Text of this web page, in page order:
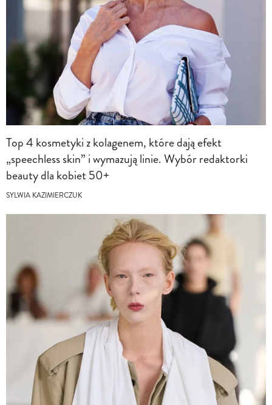
Top 4 kosmetyki z kolagenem, które dają efekt
„speechless skin” i wymazują linie. Wybór redaktorki
beauty dla kobiet 50+
SYLWIA KAZIMIERCZUK